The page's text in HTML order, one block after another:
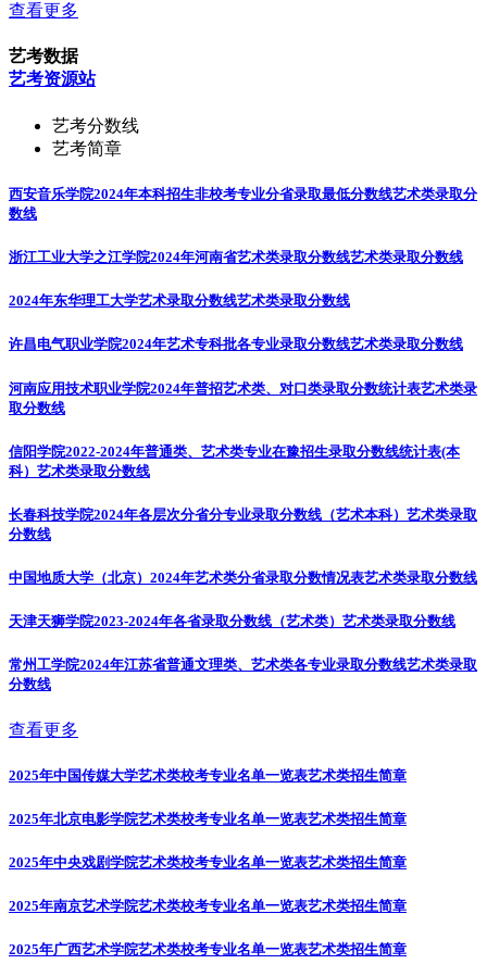
查看更多
艺考数据
艺考资源站
艺考分数线
艺考简章
西安音乐学院2024年本科招生非校考专业分省录取最低分数线艺术类录取分
数线
浙江工业大学之江学院2024年河南省艺术类录取分数线艺术类录取分数线
2024年东华理工大学艺术录取分数线艺术类录取分数线
许昌电气职业学院2024年艺术专科批各专业录取分数线艺术类录取分数线
河南应用技术职业学院2024年普招艺术类、对口类录取分数统计表艺术类录
取分数线
信阳学院2022-2024年普通类、艺术类专业在豫招生录取分数线统计表(本
科） 艺术类录取分数线
长春科技学院2024年各层次分省分专业录取分数线（艺术本科） 艺术类录取
分数线
中国地质大学（北京）2024年艺术类分省录取分数情况表艺术类录取分数线
天津天狮学院2023-2024年各省录取分数线（艺术类） 艺术类录取分数线
常州工学院2024年江苏省普通文理类、艺术类各专业录取分数线艺术类录取
分数线
查看更多
2025年中国传媒大学艺术类校考专业名单一览表艺术类招生简章
2025年北京电影学院艺术类校考专业名单一览表艺术类招生简章
2025年中央戏剧学院艺术类校考专业名单一览表艺术类招生简章
2025年南京艺术学院艺术类校考专业名单一览表艺术类招生简章
2025年广西艺术学院艺术类校考专业名单一览表艺术类招生简章